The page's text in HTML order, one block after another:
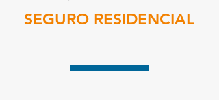
SEGURO RESIDENCIAL